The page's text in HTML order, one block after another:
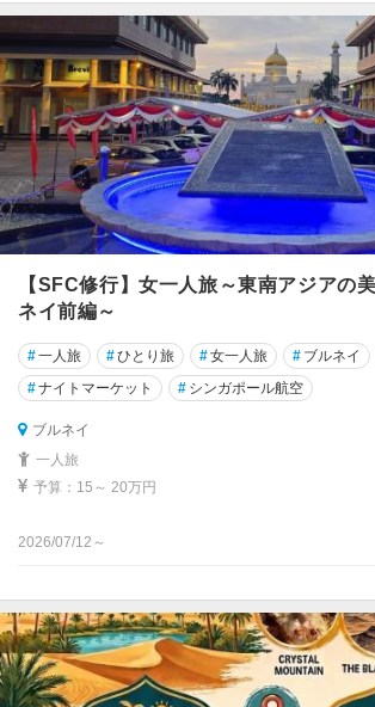
【SFC修行】女一人旅～東南アジアの
ネイ前編～
#一人旅 #ひとり旅 #女一人旅 # ブルネイ
#ナイトマーケット # シンガポール航空
ブルネイ
一人旅
予算：15～ 20万円
2026/07/12～